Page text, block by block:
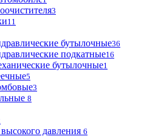
3
11
бутылочные36
подкатные16
бутылочные1
5
3
8
давления 6